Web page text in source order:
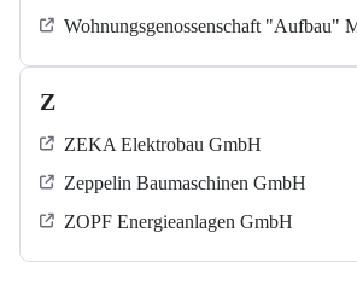
Wohnungsgenossenschaft "Aufbau"
Z
ZEKA Elektrobau GmbH
Zeppelin Baumaschinen GmbH
ZOPF Energieanlagen GmbH